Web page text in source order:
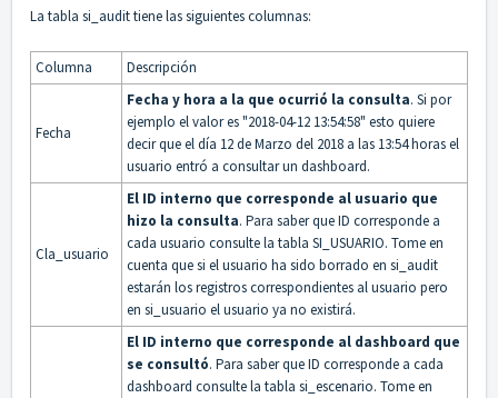
La tabla si_audit tiene las siguientes columnas:
Columna Descripción
Fecha
Fecha y hora a la que ocurrió la consulta. Si por
ejemplo el valor es "2018-04-12 13:54:58" esto quiere
decir que el día 12 de Marzo del 2018 a las 13:54 horas el
usuario entró a consultar un dashboard.
Cla_usuario
El ID interno que corresponde al usuario que
hizo la consulta. Para saber que ID corresponde a
cada usuario consulte la tabla SI_USUARIO. Tome en
cuenta que si el usuario ha sido borrado en si_audit
estarán los registros correspondientes al usuario pero
en si_usuario el usuario ya no existirá.
El ID interno que corresponde al dashboard que
se consultó. Para saber que ID corresponde a cada
dashboard consulte la tabla si_escenario. Tome en